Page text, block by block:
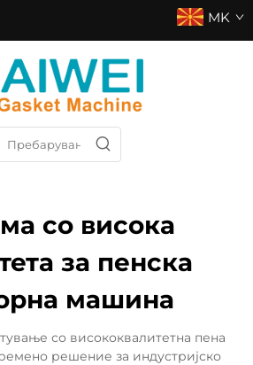
MK
со висока
за пенска
машина
со висококвалитетна пена
решение за индустријско